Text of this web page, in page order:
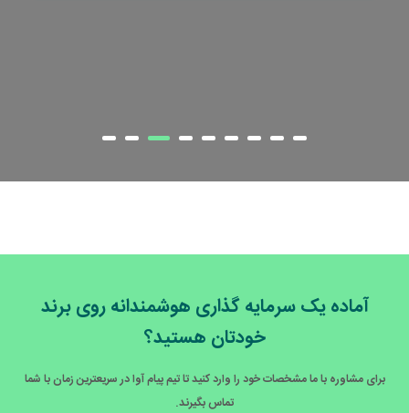
آماده یک سرمایه گذاری هوشمندانه روی برند
خودتان هستید؟
برای مشاوره با ما مشخصات خود را وارد کنید تا تیم پیام آوا در سریعترین زمان با شما
تماس بگیرند.